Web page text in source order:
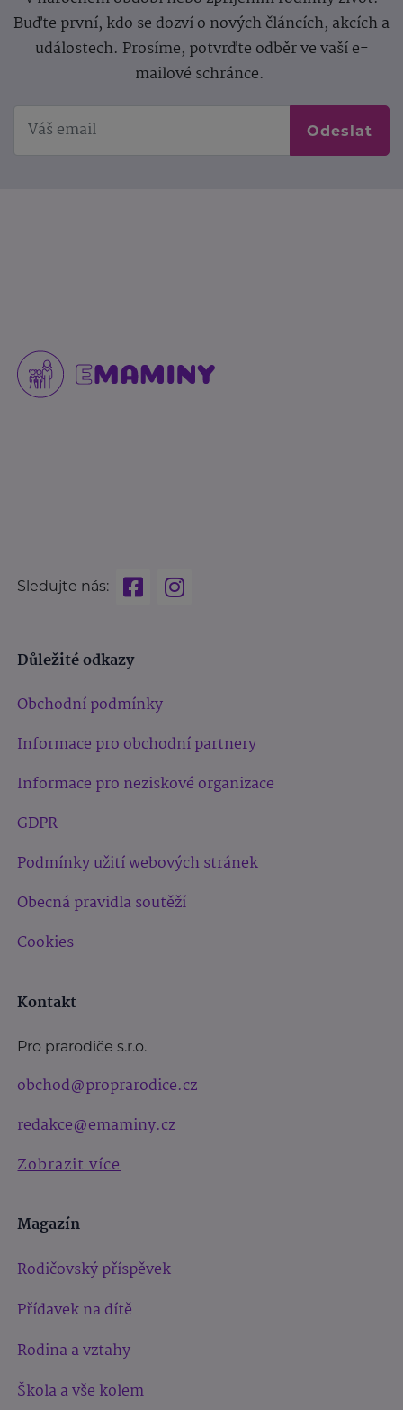
Buďte první, kdo se dozví o nových článcích, akcích a
událostech. Prosíme, potvrďte odběr ve vaší e-
mailové schránce.
Odeslat
Sledujte nás:
Důležité odkazy
Obchodní podmínky
Informace pro obchodní partnery
Informace pro neziskové organizace
GDPR
Podmínky užití webových stránek
Obecná pravidla soutěží
Cookies
Kontakt
Pro prarodiče s.r.o.
obchod@proprarodice.cz
redakce@emaminy.cz
Zobrazit více
Magazín
Rodičovský příspěvek
Přídavek na dítě
Rodina a vztahy
Škola a vše kolem